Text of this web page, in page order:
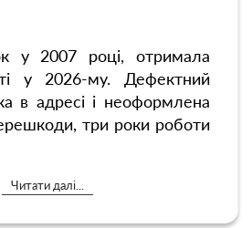
у 2007 році, отримала
у 2026-му. Дефектний
в адресі і неоформлена
три роки роботи
Читати далі...